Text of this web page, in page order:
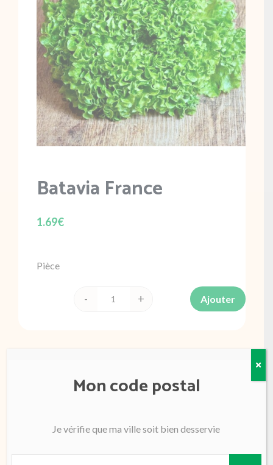
Batavia France
1.69€
Pièce
quantité
Ajouter
Mon code postal
Je vérifie que ma ville soit bien desservie